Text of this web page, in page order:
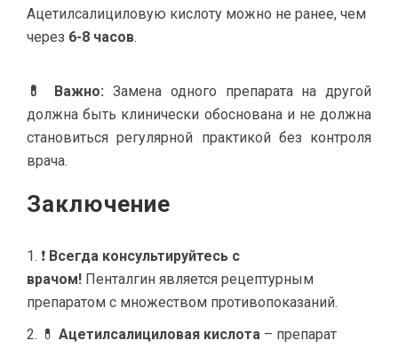
Ацетилсалициловую кислоту можно не ранее, чем
через 6-8 часов.
💊 Важно: Замена одного препарата на другой
должна быть клинически обоснована и не должна
становиться регулярной практикой без контроля
врача.
Заключение
❗ Всегда консультируйтесь с
врачом! Пенталгин является рецептурным
препаратом с множеством противопоказаний.
💊 Ацетилсалициловая кислота – препарат